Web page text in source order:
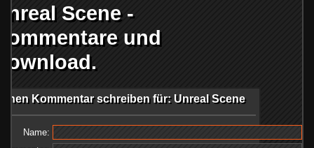
Scene -
und
Kommentar schreiben für: Unreal Scene
Name: